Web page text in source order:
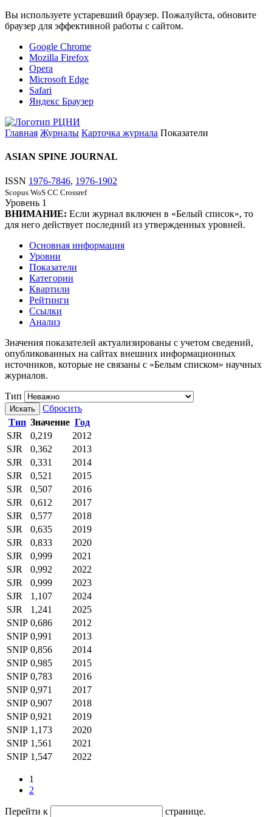
Вы используете устаревший браузер. Пожалуйста, обновите
браузер для эффективной работы с сайтом.
Google Chrome
Mozilla Firefox
Opera
Microsoft Edge
Safari
Яндекс Браузер
Главная Журналы Карточка журнала Показатели
ASIAN SPINE JOURNAL
ISSN 1976-7846, 1976-1902
Scopus WoS CC Crossref
Уровень 1
ВНИМАНИЕ: Если журнал включен в «Белый список», то
для него действует последний из утвержденных уровней.
Основная информация
Уровни
Показатели
Категории
Квартили
Рейтинги
Ссылки
Анализ
Значения показателей актуализированы с учетом сведений,
опубликованных на сайтах внешних информационных
источников, которые не связаны с «Белым списком» научных
журналов.
Тип
Искать
Сбросить
Тип Значение Год
SJR
0,219
2012
SJR
0,362
2013
SJR
0,331
2014
SJR
0,521
2015
SJR
0,507
2016
SJR
0,612
2017
SJR
0,577
2018
SJR
0,635
2019
SJR
0,833
2020
SJR
0,999
2021
SJR
0,992
2022
SJR
0,999
2023
SJR
1,107
2024
SJR
1,241
2025
SNIP 0,686
2012
SNIP 0,991
2013
SNIP 0,856
2014
SNIP 0,985
2015
SNIP 0,783
2016
SNIP 0,971
2017
SNIP 0,907
2018
SNIP 0,921
2019
SNIP 1,173
2020
SNIP 1,561
2021
SNIP 1,547 2022
1
2
Перейти к странице.